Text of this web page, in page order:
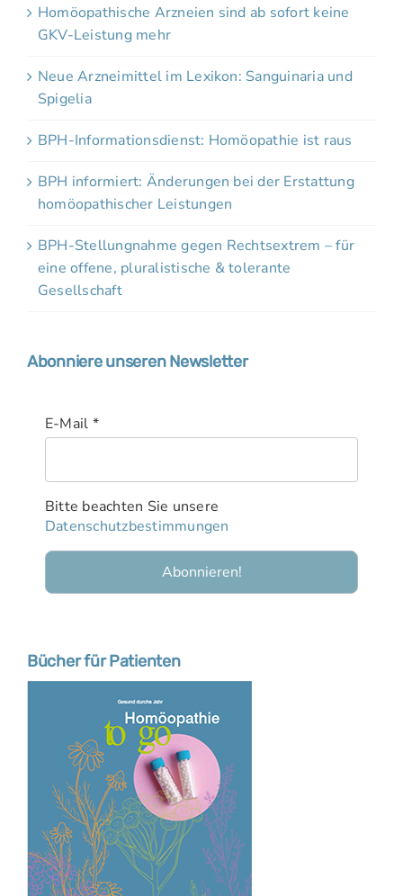
Homöopathische Arzneien sind ab sofort keine
GKV-Leistung mehr
Neue Arzneimittel im Lexikon: Sanguinaria und
Spigelia
BPH-Informationsdienst: Homöopathie ist raus
BPH informiert: Änderungen bei der Erstattung
homöopathischer Leistungen
BPH-Stellungnahme gegen Rechtsextrem – für
eine offene, pluralistische & tolerante
Gesellschaft
Abonniere unseren Newsletter
E-Mail *
Bitte beachten Sie unsere
Datenschutzbestimmungen
Bücher für Patienten